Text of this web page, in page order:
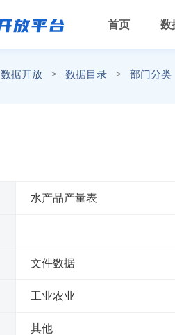
首页 数
数据开放 > 数据目录 > 部门分类
水产品产量表
文件数据
工业农业
其他